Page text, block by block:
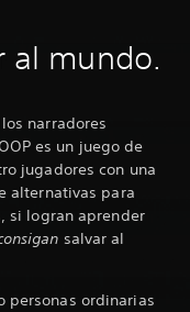
al mundo.
narradores
es un juego de
jugadores con una
alternativas para
si logran aprender
salvar al
personas ordinarias